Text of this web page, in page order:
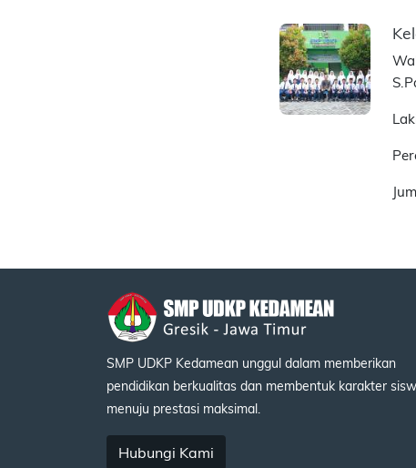
SMP UDKP Kedamean unggul dalam memberikan
pendidikan berkualitas dan membentuk karakter
menuju prestasi maksimal.
Hubungi Kami